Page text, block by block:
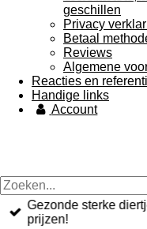
geschillen
Privacy
Betaal
Reviews
Algemene
Reacties en
Handige links
Account
Gezonde sterke
prijzen!